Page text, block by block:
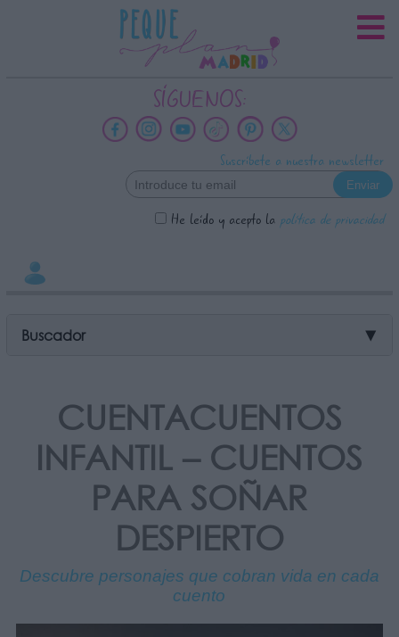
SÍGUENOS:
Suscríbete a nuestra newsletter
He leído y acepto la política de privacidad
Buscador ▼
CUENTACUENTOS
INFANTIL – CUENTOS
PARA SOÑAR
DESPIERTO
Descubre personajes que cobran vida en cada
cuento
INFORMACION SOBRE LA
PROTECCIÓN DE TUS DATOS
Datos tratados:
Información adicional